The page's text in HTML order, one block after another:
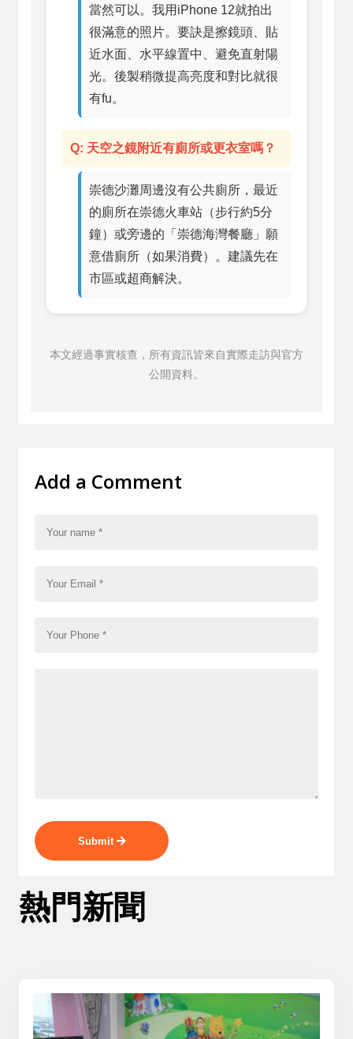
當然可以。我用iPhone 12就拍出
很滿意的照片。要訣是擦鏡頭、貼
近水面、水平線置中、避免直射陽
光。後製稍微提高亮度和對比就很
有fu。
Q: 天空之鏡附近有廁所或更衣室嗎？
崇德沙灘周邊沒有公共廁所，最近
的廁所在崇德火車站（步行約5分
鐘）或旁邊的「崇德海灣餐廳」願
意借廁所（如果消費）。建議先在
市區或超商解決。
本文經過事實核查，所有資訊皆來自實際走訪與官方
公開資料。
Add a Comment
Submit
熱門新聞